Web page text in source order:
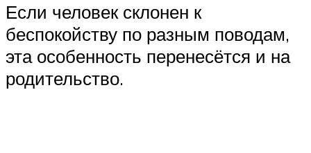
Если человек склонен к
беспокойству по разным поводам,
эта особенность перенесётся и на
родительство.